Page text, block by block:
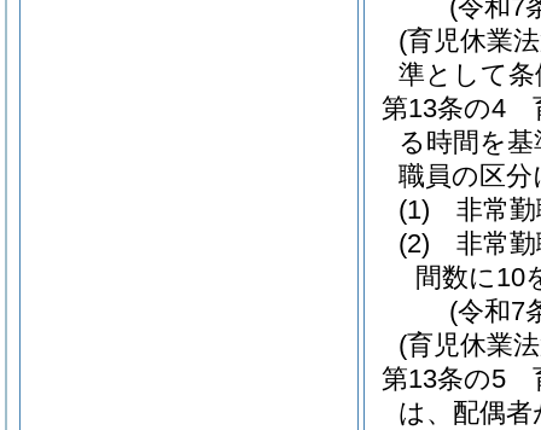
(令和7
(育児休業
準として
第13条の4
る時間を
職員の区分
(1)
非常
(2)
非常
間数に10
(令和7
(育児休業
第13条の5
は、配偶